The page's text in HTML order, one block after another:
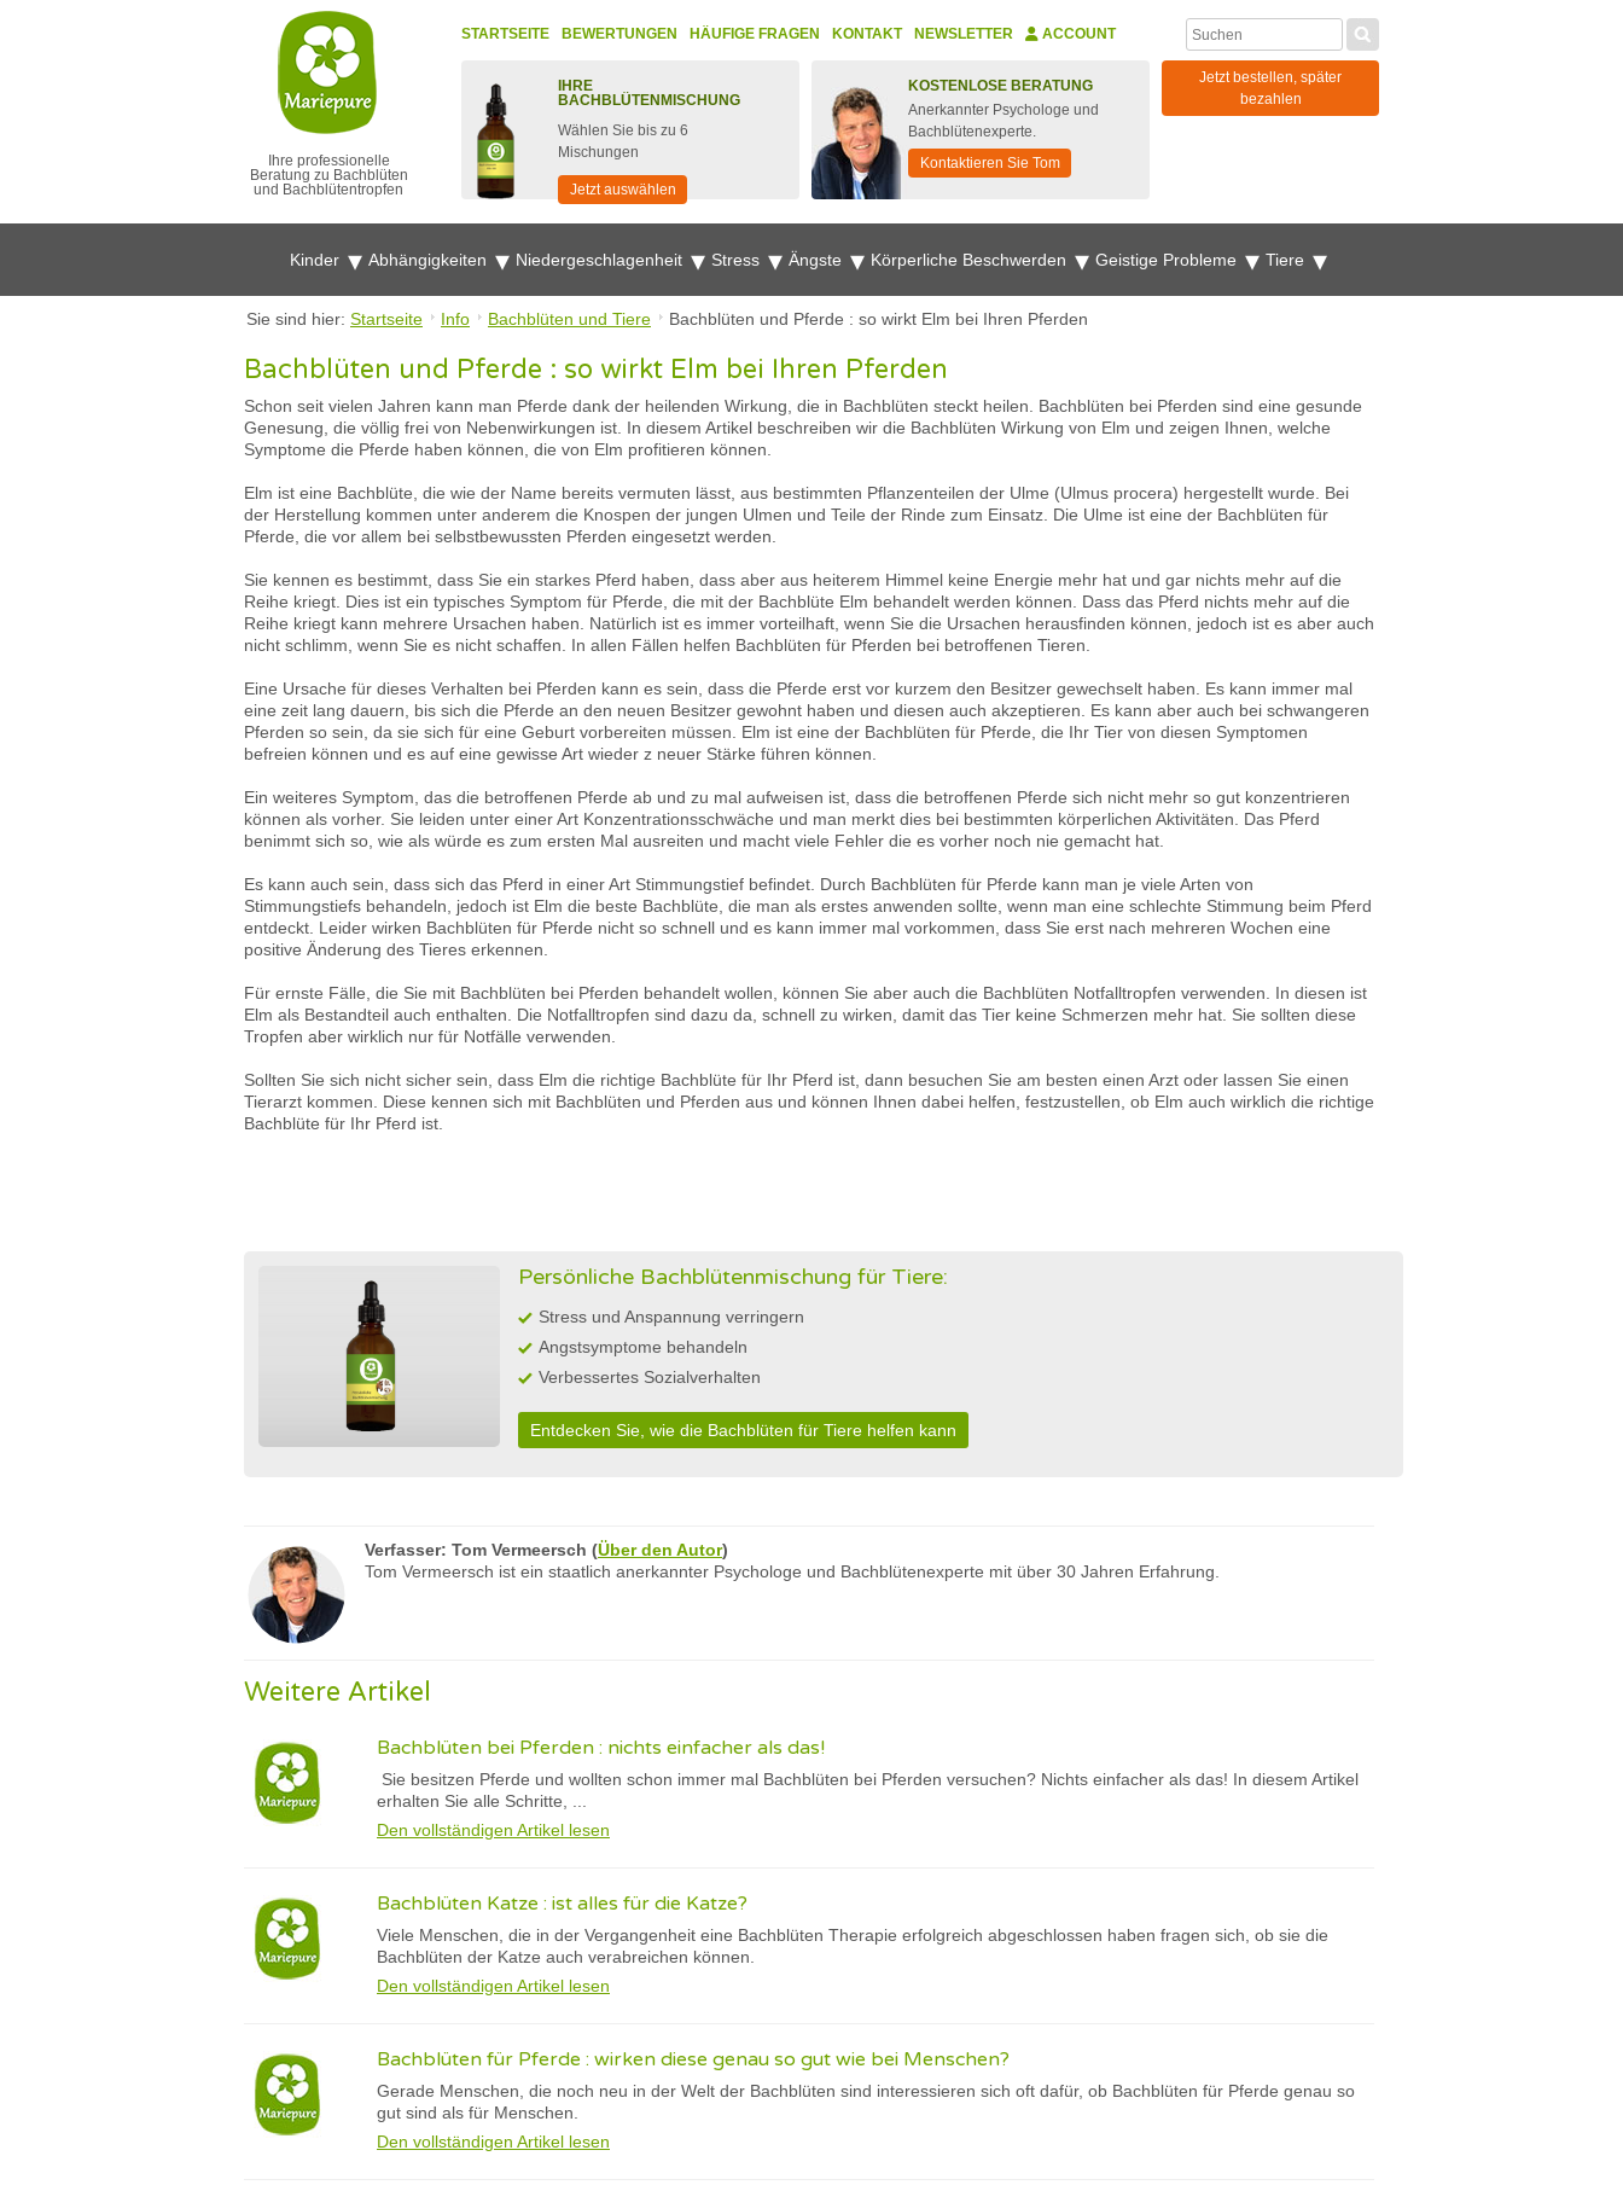
Ihre professionelle
Beratung zu Bachblüten
und Bachblütentropfen
STARTSEITE BEWERTUNGEN HÄUFIGE FRAGEN KONTAKT NEWSLETTER ACCOUNT
IHRE
BACHBLÜTENMISCHUNG
Wählen Sie bis zu 6
Mischungen
Jetzt auswählen
KOSTENLOSE BERATUNG
Anerkannter Psychologe und
Bachblütenexperte.
Kontaktieren Sie Tom
Jetzt bestellen, später
bezahlen
Kinder Abhängigkeiten Niedergeschlagenheit Stress Ängste Körperliche Beschwerden Geistige Probleme Tiere
Sie sind hier: Startseite Info Bachblüten und Tiere Bachblüten und Pferde : so wirkt Elm bei Ihren Pferden
Bachblüten und Pferde : so wirkt Elm bei Ihren Pferden
Schon seit vielen Jahren kann man Pferde dank der heilenden Wirkung, die in Bachblüten steckt heilen. Bachblüten bei Pferden sind eine gesunde
Genesung, die völlig frei von Nebenwirkungen ist. In diesem Artikel beschreiben wir die Bachblüten Wirkung von Elm und zeigen Ihnen, welche
Symptome die Pferde haben können, die von Elm profitieren können.
Elm ist eine Bachblüte, die wie der Name bereits vermuten lässt, aus bestimmten Pflanzenteilen der Ulme (Ulmus procera) hergestellt wurde. Bei
der Herstellung kommen unter anderem die Knospen der jungen Ulmen und Teile der Rinde zum Einsatz. Die Ulme ist eine der Bachblüten für
Pferde, die vor allem bei selbstbewussten Pferden eingesetzt werden.
Sie kennen es bestimmt, dass Sie ein starkes Pferd haben, dass aber aus heiterem Himmel keine Energie mehr hat und gar nichts mehr auf die
Reihe kriegt. Dies ist ein typisches Symptom für Pferde, die mit der Bachblüte Elm behandelt werden können. Dass das Pferd nichts mehr auf die
Reihe kriegt kann mehrere Ursachen haben. Natürlich ist es immer vorteilhaft, wenn Sie die Ursachen herausfinden können, jedoch ist es aber auch
nicht schlimm, wenn Sie es nicht schaffen. In allen Fällen helfen Bachblüten für Pferden bei betroffenen Tieren.
Eine Ursache für dieses Verhalten bei Pferden kann es sein, dass die Pferde erst vor kurzem den Besitzer gewechselt haben. Es kann immer mal
eine zeit lang dauern, bis sich die Pferde an den neuen Besitzer gewohnt haben und diesen auch akzeptieren. Es kann aber auch bei schwangeren
Pferden so sein, da sie sich für eine Geburt vorbereiten müssen. Elm ist eine der Bachblüten für Pferde, die Ihr Tier von diesen Symptomen
befreien können und es auf eine gewisse Art wieder z neuer Stärke führen können.
Ein weiteres Symptom, das die betroffenen Pferde ab und zu mal aufweisen ist, dass die betroffenen Pferde sich nicht mehr so gut konzentrieren
können als vorher. Sie leiden unter einer Art Konzentrationsschwäche und man merkt dies bei bestimmten körperlichen Aktivitäten. Das Pferd
benimmt sich so, wie als würde es zum ersten Mal ausreiten und macht viele Fehler die es vorher noch nie gemacht hat.
Es kann auch sein, dass sich das Pferd in einer Art Stimmungstief befindet. Durch Bachblüten für Pferde kann man je viele Arten von
Stimmungstiefs behandeln, jedoch ist Elm die beste Bachblüte, die man als erstes anwenden sollte, wenn man eine schlechte Stimmung beim Pferd
entdeckt. Leider wirken Bachblüten für Pferde nicht so schnell und es kann immer mal vorkommen, dass Sie erst nach mehreren Wochen eine
positive Änderung des Tieres erkennen.
Für ernste Fälle, die Sie mit Bachblüten bei Pferden behandelt wollen, können Sie aber auch die Bachblüten Notfalltropfen verwenden. In diesen ist
Elm als Bestandteil auch enthalten. Die Notfalltropfen sind dazu da, schnell zu wirken, damit das Tier keine Schmerzen mehr hat. Sie sollten diese
Tropfen aber wirklich nur für Notfälle verwenden.
Sollten Sie sich nicht sicher sein, dass Elm die richtige Bachblüte für Ihr Pferd ist, dann besuchen Sie am besten einen Arzt oder lassen Sie einen
Tierarzt kommen. Diese kennen sich mit Bachblüten und Pferden aus und können Ihnen dabei helfen, festzustellen, ob Elm auch wirklich die richtige
Bachblüte für Ihr Pferd ist.
Persönliche Bachblütenmischung für Tiere:
Stress und Anspannung verringern
Angstsymptome behandeln
Verbessertes Sozialverhalten
Entdecken Sie, wie die Bachblüten für Tiere helfen kann
Verfasser: Tom Vermeersch (Über den Autor)
Tom Vermeersch ist ein staatlich anerkannter Psychologe und Bachblütenexperte mit über 30 Jahren Erfahrung.
Weitere Artikel
Bachblüten bei Pferden : nichts einfacher als das!
Sie besitzen Pferde und wollten schon immer mal Bachblüten bei Pferden versuchen? Nichts einfacher als das! In diesem Artikel
erhalten Sie alle Schritte, ...
Den vollständigen Artikel lesen
Bachblüten Katze : ist alles für die Katze?
Viele Menschen, die in der Vergangenheit eine Bachblüten Therapie erfolgreich abgeschlossen haben fragen sich, ob sie die
Bachblüten der Katze auch verabreichen können.
Den vollständigen Artikel lesen
Bachblüten für Pferde : wirken diese genau so gut wie bei Menschen?
Gerade Menschen, die noch neu in der Welt der Bachblüten sind interessieren sich oft dafür, ob Bachblüten für Pferde genau so
gut sind als für Menschen.
Den vollständigen Artikel lesen